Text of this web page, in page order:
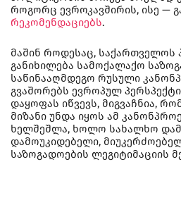
როგორც ევროკავშირის, ისე ­—
რეკომენდაციებს.
მაშინ როდესაც, საქართველოს
განიხილება სამოქალაქო
საწინააღმდეგო რუსული
გვაშორებს ევროპულ
დაყოფას იწვევს, მიგვაჩნია,
მიზანი უნდა იყოს ამ
ხელშეშლა, ხოლო სახალხო
დამოუკიდებელი,
საზოგადოების ლეგიტიმაციის